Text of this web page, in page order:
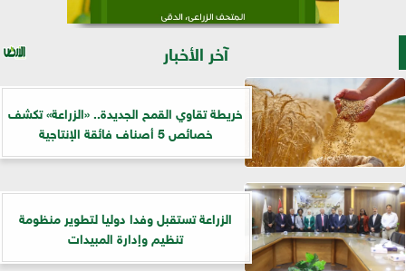
آخر الأخبار
خريطة تقاوي القمح الجديدة.. «الزراعة» تكشف
خصائص 5 أصناف فائقة الإنتاجية
الزراعة تستقبل وفدا دوليا لتطوير منظومة
تنظيم وإدارة المبيدات